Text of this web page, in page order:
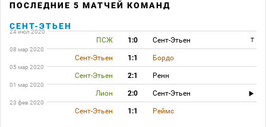
ПОСЛЕДНИЕ 5 МАТЧЕЙ КОМАНД
СЕНТ-ЭТЬЕН
24 июл 2020
ПСЖ 1:0 Сент-Этьен
T
08 мар 2020
Сент-Этьен 1:1 Бордо
05 мар 2020
Сент-Этьен 2:1 Ренн
01 мар 2020
Лион 2:0 Сент-Этьен
23 фев 2020
Сент-Этьен 1:1 Реймс